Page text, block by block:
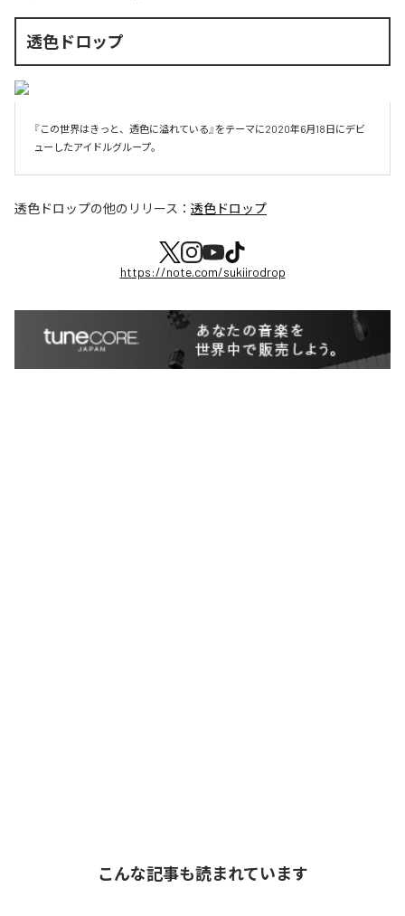
透色ドロップ
『この世界はきっと、透色に溢れている』をテーマに2020年6月18日にデビ
ューしたアイドルグループ。
透色ドロップの他のリリース： 透色ドロップ
https://note.com/sukiirodrop
こんな記事も読まれています